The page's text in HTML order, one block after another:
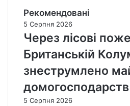
Рекомендовані
5 Серпня 2026
Через лісові
Британській
знеструмлено
домогосподарств
5 Серпня 2026